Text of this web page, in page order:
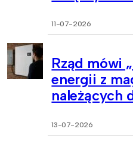
11-07-2026
Rząd mówi
energii z
należących
13-07-2026